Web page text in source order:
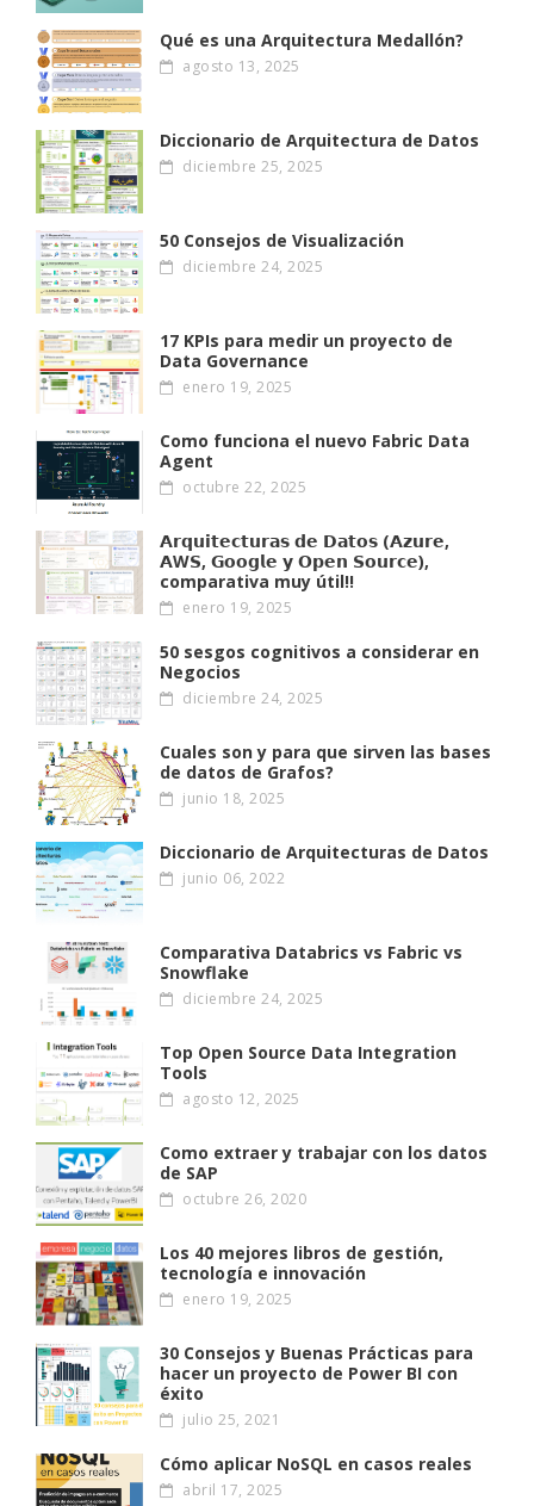
Qué es una Arquitectura Medallón?
agosto 13, 2025
Diccionario de Arquitectura de Datos
diciembre 25, 2025
50 Consejos de Visualización
diciembre 24, 2025
17 KPIs para medir un proyecto de
Data Governance
enero 19, 2025
Como funciona el nuevo Fabric Data
Agent
octubre 22, 2025
𝗔𝗿𝗾𝘂𝗶𝘁𝗲𝗰𝘁𝘂𝗿𝗮𝘀 𝗱𝗲 𝗗𝗮𝘁𝗼𝘀 (𝗔𝘇𝘂𝗿𝗲,
𝗔W𝗦, 𝗚𝗼𝗼𝗴𝗹𝗲 𝘆 𝗢𝗽𝗲𝗻 𝗦𝗼𝘂𝗿𝗰𝗲),
comparativa muy útil!!
enero 19, 2025
50 sesgos cognitivos a considerar en
Negocios
diciembre 24, 2025
Cuales son y para que sirven las bases
de datos de Grafos?
junio 18, 2025
Diccionario de Arquitecturas de Datos
junio 06, 2022
Comparativa Databrics vs Fabric vs
Snowflake
diciembre 24, 2025
Top Open Source Data Integration
Tools
agosto 12, 2025
Como extraer y trabajar con los datos
de SAP
octubre 26, 2020
Los 40 mejores libros de gestión,
tecnología e innovación
enero 19, 2025
30 Consejos y Buenas Prácticas para
hacer un proyecto de Power BI con
éxito
julio 25, 2021
Cómo aplicar NoSQL en casos reales
abril 17, 2025